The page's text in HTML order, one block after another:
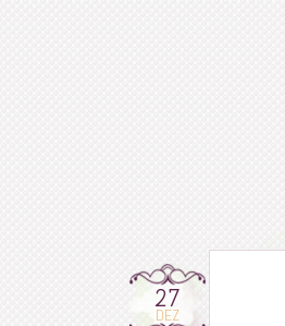
27
DEZ